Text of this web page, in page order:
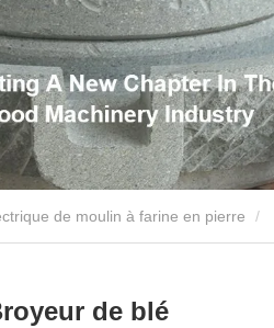
de moulin à farine en pierre
de blé